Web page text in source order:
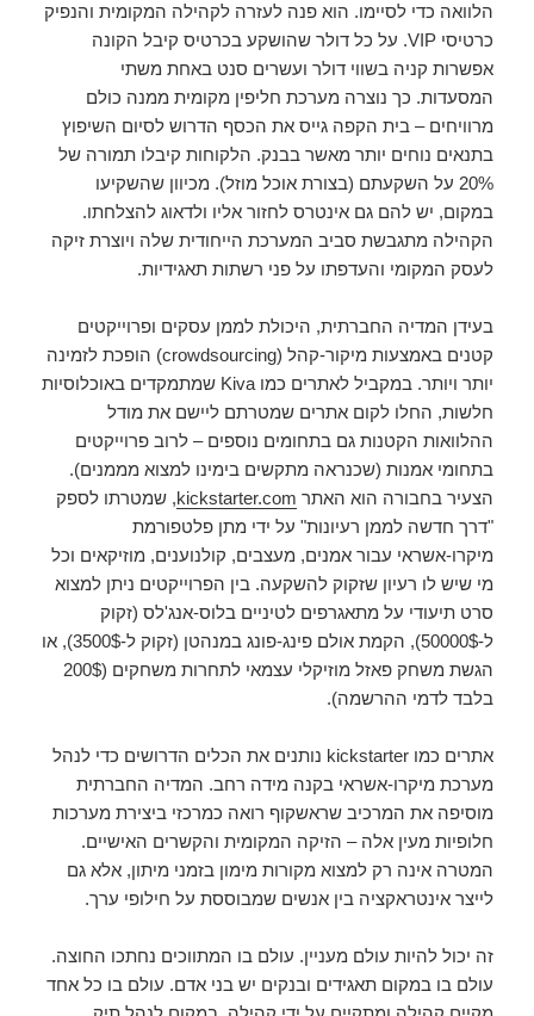
הלוואה כדי לסיימו. הוא פנה לעזרה לקהילה המקומית והנפיק
כרטיסי VIP. על כל דולר שהושקע בכרטיס קיבל הקונה
אפשרות קניה בשווי דולר ועשרים סנט באחת משתי
המסעדות. כך נוצרה מערכת חליפין מקומית ממנה כולם
מרוויחים – בית הקפה גייס את הכסף הדרוש לסיום השיפוץ
בתנאים נוחים יותר מאשר בבנק. הלקוחות קיבלו תמורה של
20% על השקעתם (בצורת אוכל מוזל). מכיוון שהשקיעו
במקום, יש להם גם אינטרס לחזור אליו ולדאוג להצלחתו.
הקהילה מתגבשת סביב המערכת הייחודית שלה ויוצרת זיקה
לעסק המקומי והעדפתו על פני רשתות תאגידיות.
בעידן המדיה החברתית, היכולת לממן עסקים ופרוייקטים
קטנים באמצעות מיקור-קהל (crowdsourcing) הופכת לזמינה
יותר ויותר. במקביל לאתרים כמו Kiva שמתמקדים באוכלוסיות
חלשות, החלו לקום אתרים שמטרתם ליישם את מודל
ההלוואות הקטנות גם בתחומים נוספים – לרוב פרוייקטים
בתחומי אמנות (שכנראה מתקשים בימינו למצוא מממנים).
הצעיר בחבורה הוא האתר kickstarter.com, שמטרתו לספק
"דרך חדשה לממן רעיונות" על ידי מתן פלטפורמת
מיקרו-אשראי עבור אמנים, מעצבים, קולנוענים, מוזיקאים וכל
מי שיש לו רעיון שזקוק להשקעה. בין הפרוייקטים ניתן למצוא
סרט תיעודי על מתאגרפים לטיניים בלוס-אנג'לס (זקוק
ל-50000$), הקמת אולם פינג-פונג במנהטן (זקוק ל-3500$), או
הגשת משחק פאזל מוזיקלי עצמאי לתחרות משחקים (200$
בלבד לדמי ההרשמה).
אתרים כמו kickstarter נותנים את הכלים הדרושים כדי לנהל
מערכת מיקרו-אשראי בקנה מידה רחב. המדיה החברתית
מוסיפה את המרכיב שראשקוף רואה כמרכזי ביצירת מערכות
חלופיות מעין אלה – הזיקה המקומית והקשרים האישיים.
המטרה אינה רק למצוא מקורות מימון בזמני מיתון, אלא גם
לייצר אינטראקציה בין אנשים שמבוססת על חילופי ערך.
זה יכול להיות עולם מעניין. עולם בו המתווכים נחתכו החוצה.
עולם בו במקום תאגידים ובנקים יש בני אדם. עולם בו כל אחד